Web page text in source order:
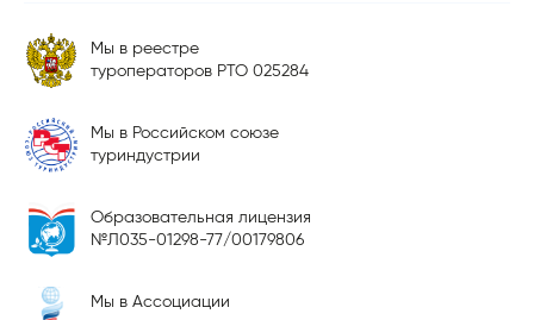
Мы в реестре
туроператоров РТО 025284
Мы в Российском союзе
туриндустрии
Образовательная лицензия
№Л035-01298-77/00179806
Мы в Ассоциации